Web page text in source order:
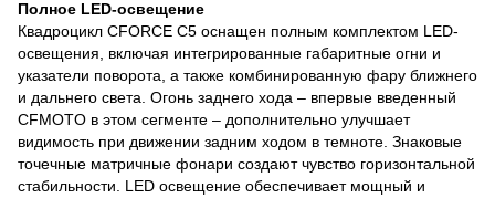
Полное LED-освещение
Квадроцикл CFORCE C5 оснащен полным комплектом LED-
освещения, включая интегрированные габаритные огни и
указатели поворота, а также комбинированную фару ближнего
и дальнего света. Огонь заднего хода – впервые введенный
CFMOTO в этом сегменте – дополнительно улучшает
видимость при движении задним ходом в темноте. Знаковые
точечные матричные фонари создают чувство горизонтальной
стабильности. LED освещение обеспечивает мощный и